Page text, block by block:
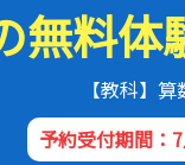
無料体
【教科】
予約受付期間：